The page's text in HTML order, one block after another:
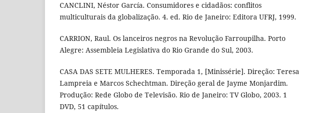
CANCLINI, Néstor García. Consumidores e cidadãos: conflitos
multiculturais da globalização. 4. ed. Rio de Janeiro: Editora UFRJ, 1999.
CARRION, Raul. Os lanceiros negros na Revolução Farroupilha. Porto
Alegre: Assembleia Legislativa do Rio Grande do Sul, 2003.
CASA DAS SETE MULHERES. Temporada 1, [Minissérie]. Direção: Teresa
Lampreia e Marcos Schechtman. Direção geral de Jayme Monjardim.
Produção: Rede Globo de Televisão. Rio de Janeiro: TV Globo, 2003. 1
DVD, 51 capítulos.